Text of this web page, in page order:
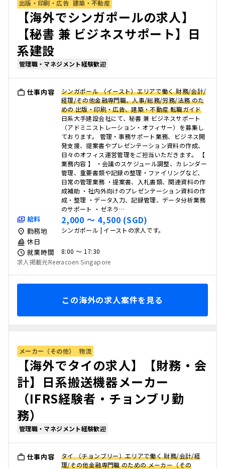
出版・印刷・広告 建築・不動産
【海外でシンガポールの求人】
【秘書 兼 ビジネスサポート】日
系建設
管理職・マネジメント経験歓迎
仕事内容
シンガポール （イースト）エリアで働く 財務/会計/
経理/その他金融専門職、人事/総務/労務/法務 のた
めの 出版・印刷・広告、建築・不動産 転職ガイド
日系大手建設会社にて、秘書 兼 ビジネスサポート
（アドミニストレーション・オフィサー）を募集し
ております。 管理・事務サポート業務、ビジネス開
発支援、提案書やプレゼンテーション資料の作成、
日々のオフィス運営管理をご担当いただきます。 【
業務内容 】 ・会議のスケジュール調整、カレンダー
管理、重要書類や記録の整理・ファイリングなど、
日常の管理業務 ・提案書、入札書類、関連資料の作
成補助 ・社内外向けのプレゼンテーション資料の作
成・整理 ・データ入力、記録管理、データ分析業務
のサポート ・ゼネラ…
給料 2,000 〜 4,500 (SGD)
勤務地 シンガポール | イーストの求人です。
休日
就業時間
8:00 〜 17:30
求人掲載元Reeracoen Singapore
この海外の求人案件を見る
メーカー（その他） 物流
【海外でタイの求人】【財務・会
計】日系搬送機器メーカー
（IFRS経験者・チョンブリ勤
務）
管理職・マネジメント経験歓迎
仕事内容
タイ （チョンブリー）エリアで働く 財務/会計/経
理/その他金融専門職 のための メーカー（その